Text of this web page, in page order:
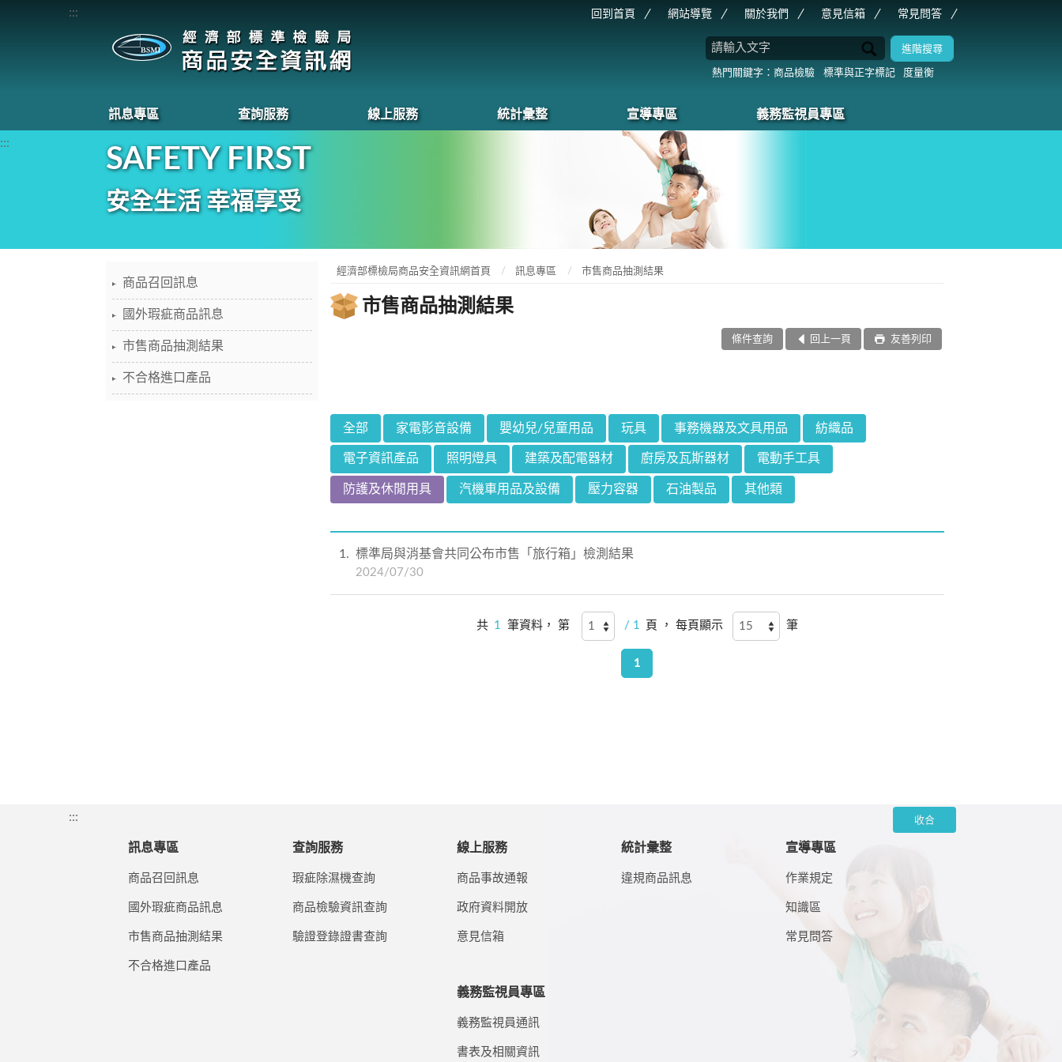
回到首頁 網站導覽 關於我們 意見信箱 常見問答
:::
商品檢驗 標準與正字標記 度量衡
訊息專區 查詢服務 線上服務 統計彙整 宣導專區 義務監視員專區
:::
SAFETY FIRST
安全生活 幸福享受
商品召回訊息
國外瑕疵商品訊息
市售商品抽測結果
不合格進口產品
經濟部標檢局商品安全資訊網首頁 訊息專區 市售商品抽測結果
市售商品抽測結果
條件查詢 回上一頁 友善列印
全部 家電影音設備 嬰幼兒/兒童用品 玩具 事務機器及文具用品 紡織品
電子資訊產品 照明燈具 建築及配電器材 廚房及瓦斯器材 電動手工具
防護及休閒用具 汽機車用品及設備 壓力容器 石油製品 其他類
1 標準局與消基會共同公布市售「旅行箱」檢測結果
2024/07/30
共 1 筆資料， 第 / 1 頁 ， 每頁顯示 筆
1
::: 收合
訊息專區
商品召回訊息
國外瑕疵商品訊息
市售商品抽測結果
不合格進口產品
查詢服務
瑕疵除濕機查詢
商品檢驗資訊查詢
驗證登錄證書查詢
線上服務
商品事故通報
政府資料開放
意見信箱
統計彙整
違規商品訊息
宣導專區
作業規定
知識區
常見問答
義務監視員專區
義務監視員通訊
書表及相關資訊